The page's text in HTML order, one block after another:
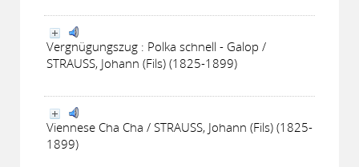
Vergnügungszug : Polka schnell - Galop /
STRAUSS, Johann (Fils) (1825-1899)
Viennese Cha Cha / STRAUSS, Johann (Fils) (1825-
1899)